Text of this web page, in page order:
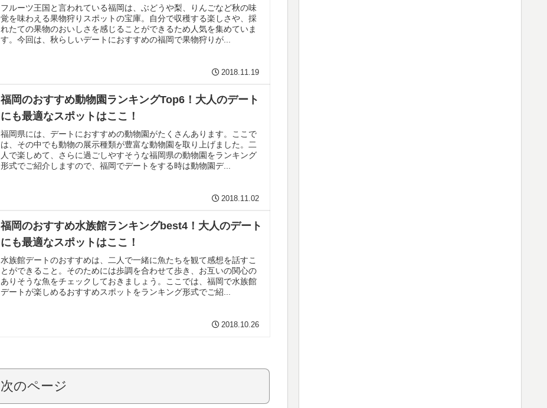
フルーツ王国と言われている福岡は、ぶどうや梨、りんごなど秋の味
覚を味わえる果物狩りスポットの宝庫。自分で収穫する楽しさや、採
れたての果物のおいしさを感じることができるため人気を集めていま
す。今回は、秋らしいデートにおすすめの福岡で果物狩りが...
2018.11.19
福岡のおすすめ動物園ランキングTop6！大人のデート
にも最適なスポットはここ！
福岡県には、デートにおすすめの動物園がたくさんあります。ここで
は、その中でも動物の展示種類が豊富な動物園を取り上げました。二
人で楽しめて、さらに過ごしやすそうな福岡県の動物園をランキング
形式でご紹介しますので、福岡でデートをする時は動物園デ...
2018.11.02
福岡のおすすめ水族館ランキングbest4！大人のデート
にも最適なスポットはここ！
水族館デートのおすすめは、二人で一緒に魚たちを観て感想を話すこ
とができること。そのためには歩調を合わせて歩き、お互いの関心の
ありそうな魚をチェックしておきましょう。ここでは、福岡で水族館
デートが楽しめるおすすめスポットをランキング形式でご紹...
2018.10.26
次のページ